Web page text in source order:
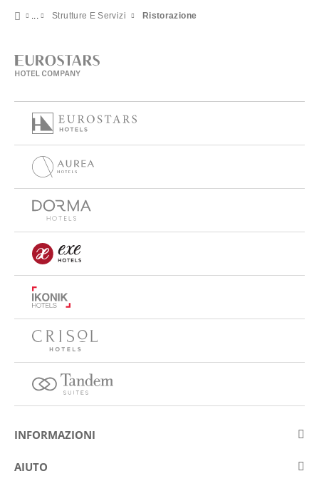
Strutture E Servizi Ristorazione
INFORMAZIONI
Su Eurostars Hotel Company
AIUTO